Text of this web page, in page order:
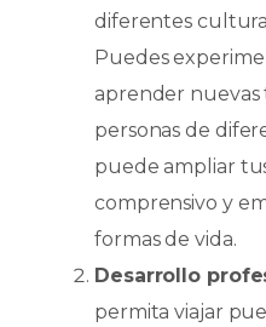
diferentes
Puedes
aprender nuevas
personas de
puede ampliar
comprensivo y
formas de vida.
Desarrollo
permita viajar